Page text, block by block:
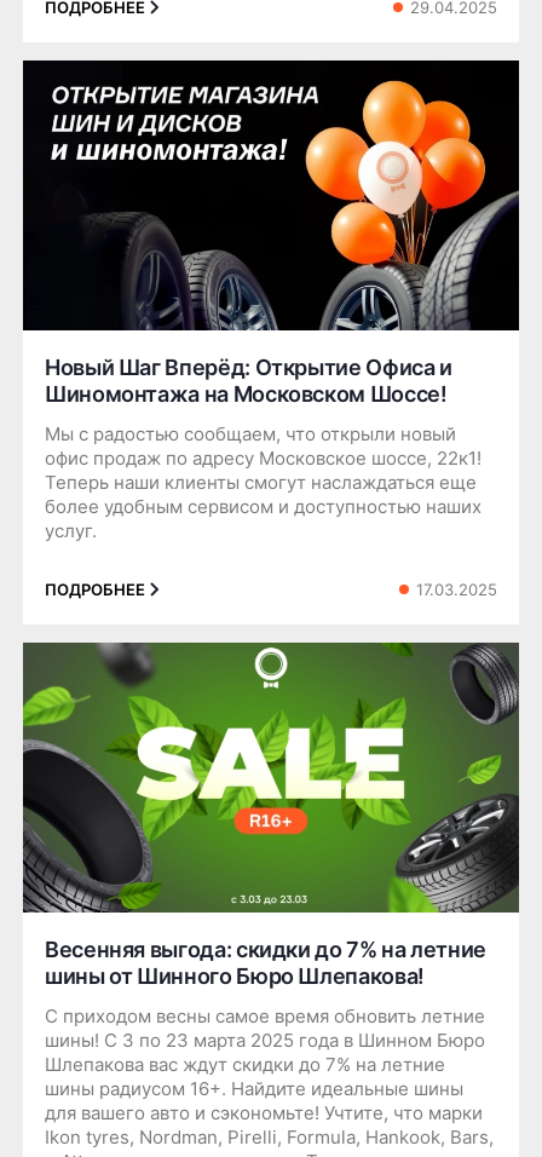
ПОДРОБНЕЕ 29.04.2025
Новый Шаг Вперёд: Открытие Офиса и
Шиномонтажа на Московском Шоссе!
Мы с радостью сообщаем, что открыли новый
офис продаж по адресу Московское шоссе, 22к1!
Теперь наши клиенты смогут наслаждаться еще
более удобным сервисом и доступностью наших
услуг.
ПОДРОБНЕЕ 17.03.2025
Весенняя выгода: скидки до 7% на летние
шины от Шинного Бюро Шлепакова!
С приходом весны самое время обновить летние
шины! С 3 по 23 марта 2025 года в Шинном Бюро
Шлепакова вас ждут скидки до 7% на летние
шины радиусом 16+. Найдите идеальные шины
для вашего авто и сэкономьте! Учтите, что марки
Ikon tyres, Nordman, Pirelli, Formula, Hankook, Bars,